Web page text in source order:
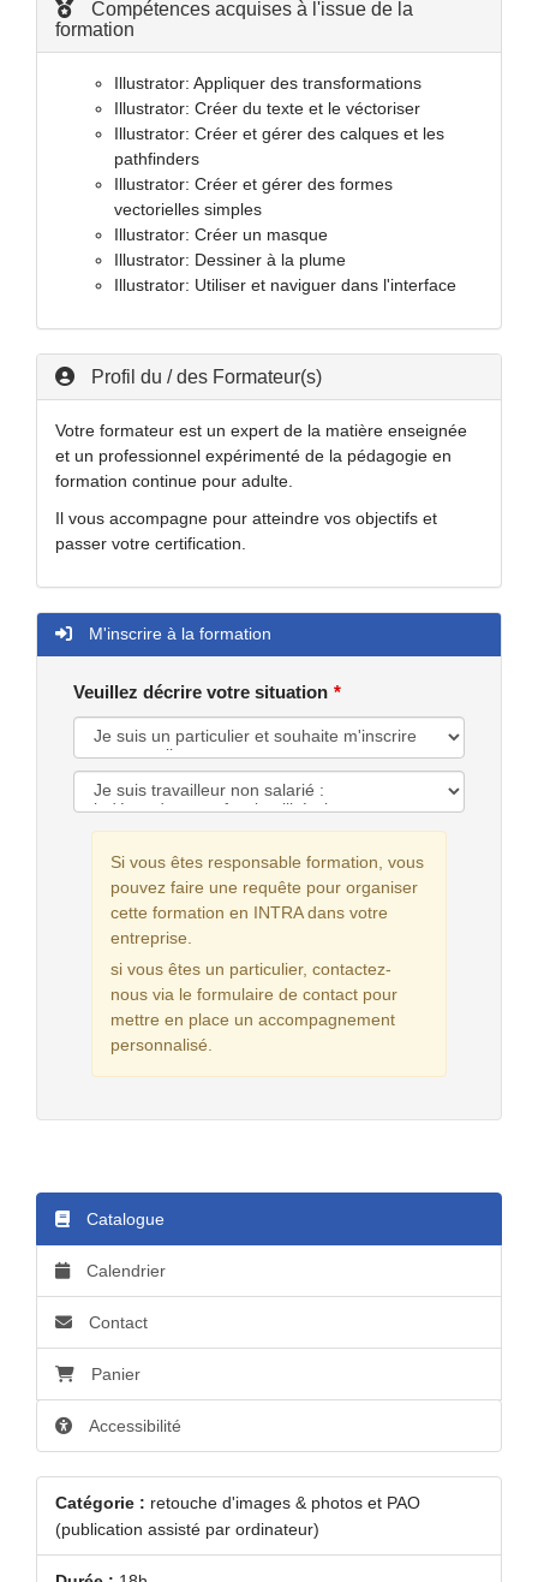
Compétences acquises à l'issue de la
formation
Illustrator: Appliquer des transformations
Illustrator: Créer du texte et le véctoriser
Illustrator: Créer et gérer des calques et les
pathfinders
Illustrator: Créer et gérer des formes
vectorielles simples
Illustrator: Créer un masque
Illustrator: Dessiner à la plume
Illustrator: Utiliser et naviguer dans l'interface
Profil du / des Formateur(s)
Votre formateur est un expert de la matière enseignée
et un professionnel expérimenté de la pédagogie en
formation continue pour adulte.
Il vous accompagne pour atteindre vos objectifs et
passer votre certification.
M'inscrire à la formation
Veuillez décrire votre situation
Si vous êtes responsable formation, vous
pouvez faire une requête pour organiser
cette formation en INTRA dans votre
entreprise.
si vous êtes un particulier, contactez-
nous via le formulaire de contact pour
mettre en place un accompagnement
personnalisé.
Catalogue
Calendrier
Contact
Panier
Accessibilité
Catégorie : retouche d'images & photos et PAO
(publication assisté par ordinateur)